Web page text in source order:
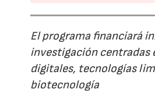
El programa financiará
investigación centradas
digitales, tecnologías
biotecnología